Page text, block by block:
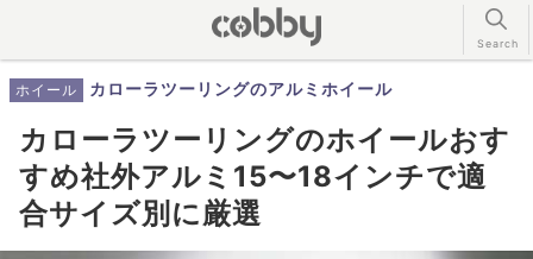
ホイール カローラツーリングのアルミホイール
カローラツーリングのホイールおす
すめ社外アルミ15〜18インチで適
合サイズ別に厳選